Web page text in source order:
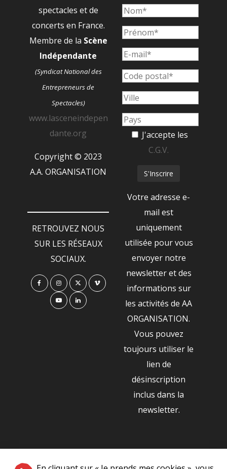
spectacles et de
concerts en France.
Membre de la Scène
Indépendante
(Syndicat National des
Entrepreneurs de
Spectacles)
www.lasceneindepen
dante.org
Copyright © 2023
A.A. ORGANISATION
RETROUVEZ NOUS
SUR LES RÉSEAUX
SOCIAUX.
J'accepte les
C.G.V.
Votre adresse e-
mail est
uniquement
utilisée pour vous
envoyer notre
newsletter et des
informations sur
les activités de AA
ORGANISATION.
Vous pouvez
toujours utiliser le
lien de
désinscription
inclus dans la
newsletter.
NOS PARTENAIRES